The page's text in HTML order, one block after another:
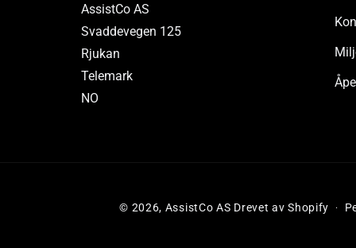
AssistCo AS
Svaddevegen 125
Rjukan
Telemark
NO
© 2026, AssistCo AS Drevet av Shopify